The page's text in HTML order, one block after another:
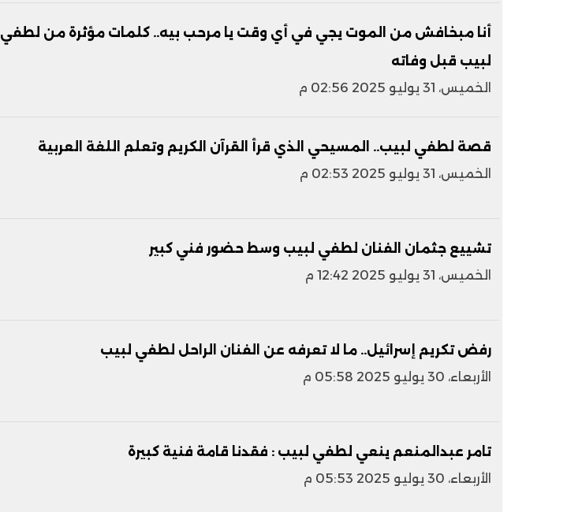
أنا مبخافش من الموت يجي في أي وقت يا مرحب بيه.. كلمات مؤثرة من لطفي
لبيب قبل وفاته
الخميس، 31 يوليو 2025 02:56 م
قصة لطفي لبيب.. المسيحي الذي قرأ القرآن الكريم وتعلم اللغة العربية
الخميس، 31 يوليو 2025 02:53 م
تشييع جثمان الفنان لطفي لبيب وسط حضور فني كبير
الخميس، 31 يوليو 2025 12:42 م
رفض تكريم إسرائيل.. ما لا تعرفه عن الفنان الراحل لطفي لبيب
الأربعاء، 30 يوليو 2025 05:58 م
تامر عبدالمنعم ينعي لطفي لبيب : فقدنا قامة فنية كبيرة
الأربعاء، 30 يوليو 2025 05:53 م